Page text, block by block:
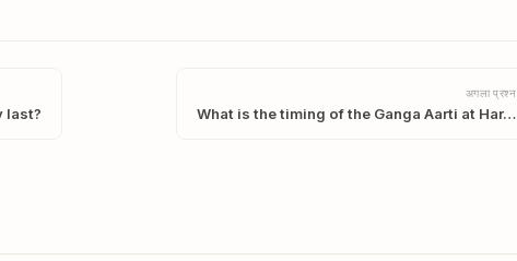
last?
अगला प्रश्न
What is the timing of the Ganga Aarti at Har…